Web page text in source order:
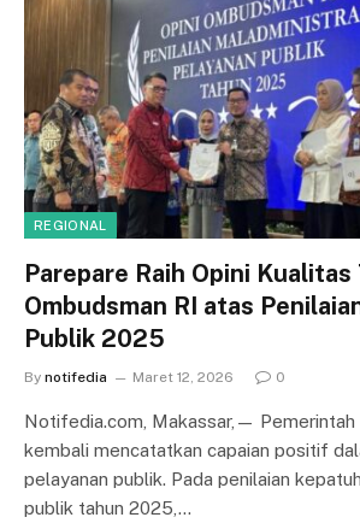
REGIONAL
Parepare Raih Opini
Ombudsman RI atas
Publik 2025
By notifedia Maret 12, 2026 0
Notifedia.com, Makassar,— Pemerintah
kembali mencatatkan capaian positif
pelayanan publik. Pada penilaian
publik tahun 2025,…